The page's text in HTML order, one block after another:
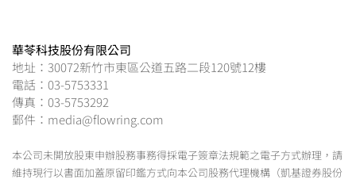
華苓科技股份有限公司
地址：30072新竹市東區公道五路二段120號12樓
電話：03-5753331
傳真：03-5753292
郵件：media@flowring.com
本公司未開放股東申辦股務事務得採電子簽章法規範之電子方式辦理，請
維持現行以書面加蓋原留印鑑方式向本公司股務代理機構（凱基證券股份